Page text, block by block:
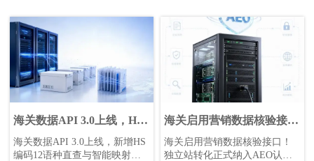
海关数据API 3.0上线，HS
编码支持12语种直查
海关数据API 3.0上线，新增HS
编码12语种直查与智能映射能
海关启用营销数据核验接
口，独立站转化纳入AEO
认证加分
海关启用营销数据核验接口！
独立站转化正式纳入AEO认证